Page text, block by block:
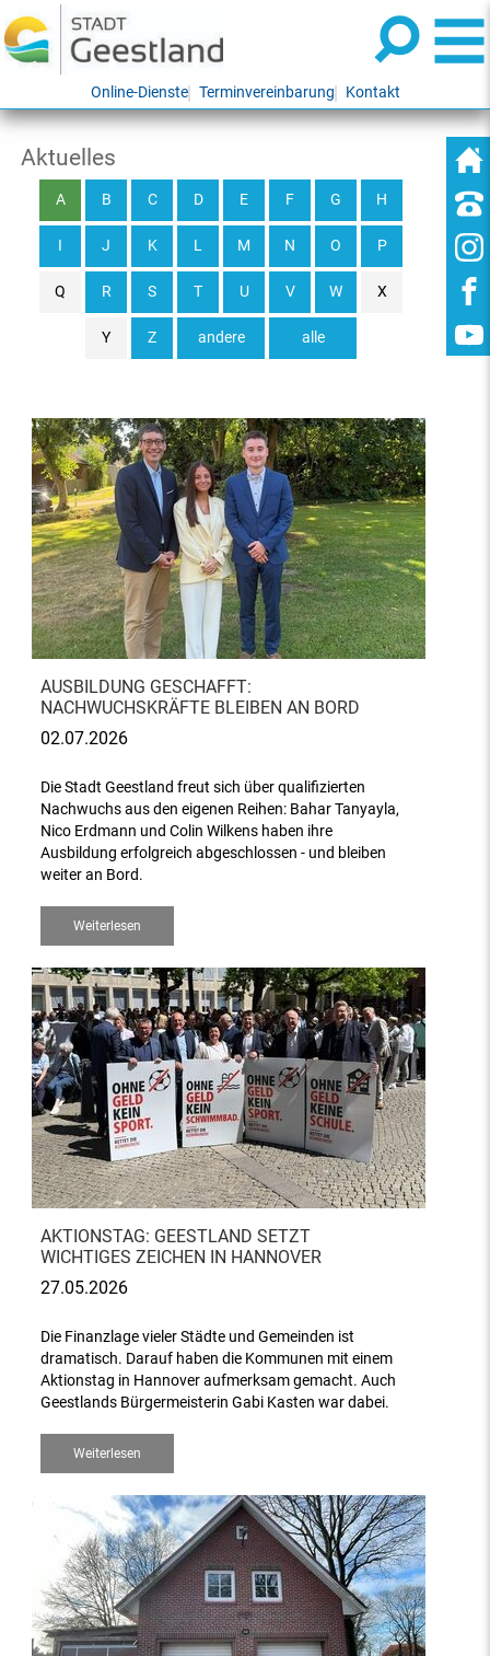
Online-Dienste Terminvereinbarung Kontakt
Aktuelles
alle
A B C D E F G H
I J K L M N O P
Q R S T U V W X
Y Z andere
AUSBILDUNG GESCHAFFT:
NACHWUCHSKRÄFTE BLEIBEN AN BORD
02.07.2026
Die Stadt Geestland freut sich über qualifizierten
Nachwuchs aus den eigenen Reihen: Bahar Tanyayla,
Nico Erdmann und Colin Wilkens haben ihre
Ausbildung erfolgreich abgeschlossen - und bleiben
weiter an Bord.
Weiterlesen
AKTIONSTAG: GEESTLAND SETZT
WICHTIGES ZEICHEN IN HANNOVER
27.05.2026
Die Finanzlage vieler Städte und Gemeinden ist
dramatisch. Darauf haben die Kommunen mit einem
Aktionstag in Hannover aufmerksam gemacht. Auch
Geestlands Bürgermeisterin Gabi Kasten war dabei.
Weiterlesen